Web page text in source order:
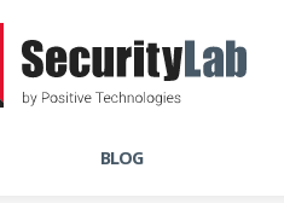
BLOG